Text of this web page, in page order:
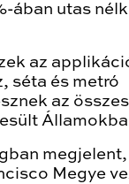
ában utas
az
séta és metró
az összes
megjelent,
Megye